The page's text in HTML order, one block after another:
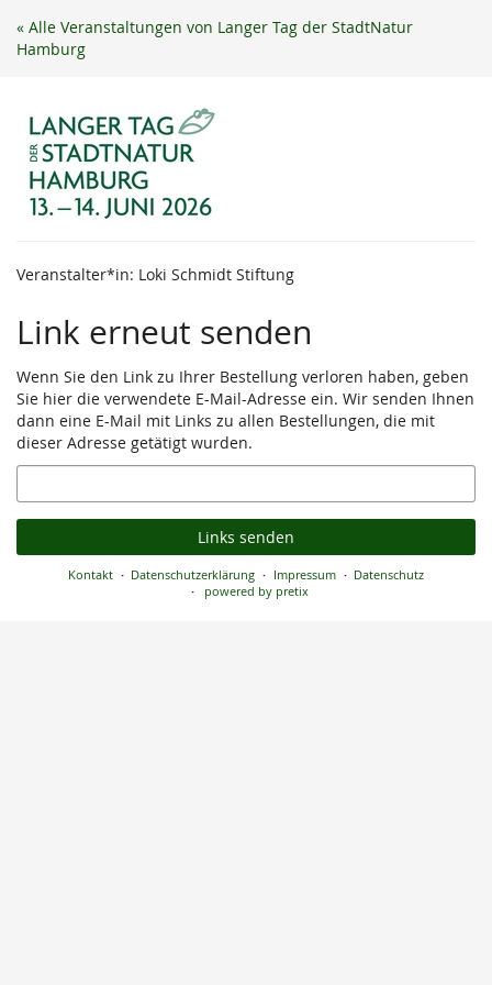
Zum
Haupt-
« Alle Veranstaltungen von Langer Tag der StadtNatur
Hamburg
Veranstalter*in: Loki Schmidt Stiftung
Link erneut senden
Wenn Sie den Link zu Ihrer Bestellung verloren haben, geben
Sie hier die verwendete E-Mail-Adresse ein. Wir senden Ihnen
dann eine E-Mail mit Links zu allen Bestellungen, die mit
dieser Adresse getätigt wurden.
E-
Mail
Links senden
Kontakt Datenschutzerklärung Impressum
Datenschutz
powered by pretix